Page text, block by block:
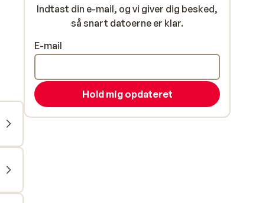
Indtast din e-mail, og vi giver dig besked,
så snart datoerne er klar.
E-mail
Hold mig opdateret